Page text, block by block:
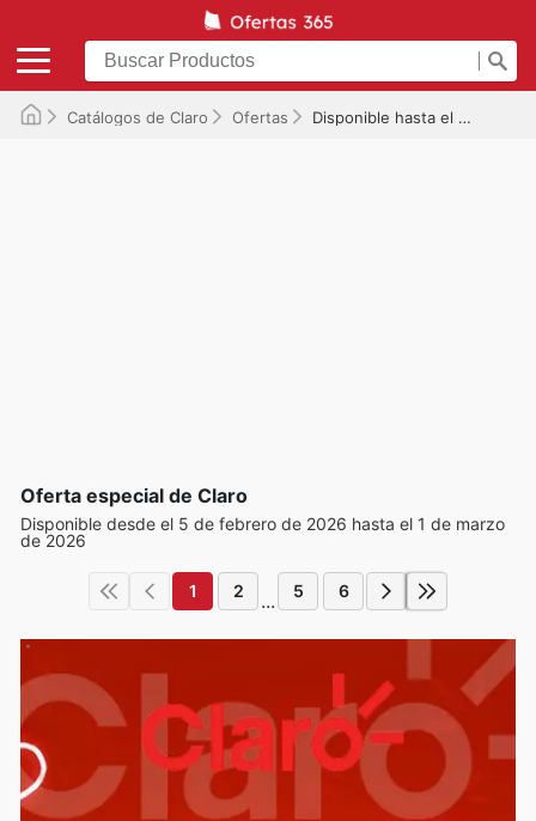
Catálogos de Claro Ofertas Disponible hasta el 01/03/2026
Oferta especial de Claro
Disponible desde el 5 de febrero de 2026 hasta el 1 de marzo
de 2026
1 2 ... 5 6